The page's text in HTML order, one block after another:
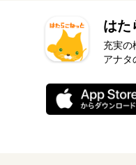
はた
充実の
アナタ